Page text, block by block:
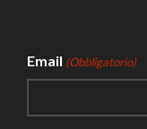
Email (Obbligatorio)